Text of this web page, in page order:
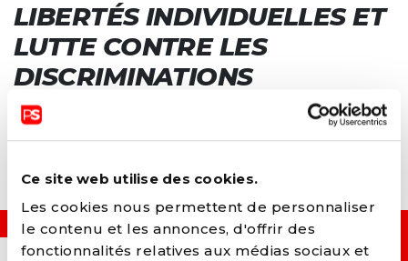
Ce site web utilise des cookies.
Les cookies nous permettent de personnaliser
le contenu et les annonces, d'offrir des
fonctionnalités relatives aux médias sociaux et
LIBERTÉS INDIVIDUELLES ET
LUTTE CONTRE LES
DISCRIMINATIONS
OUI, JE VEUX...